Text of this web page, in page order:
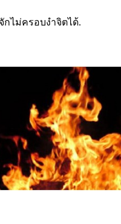
ไม่ครอบงำจิตได้.